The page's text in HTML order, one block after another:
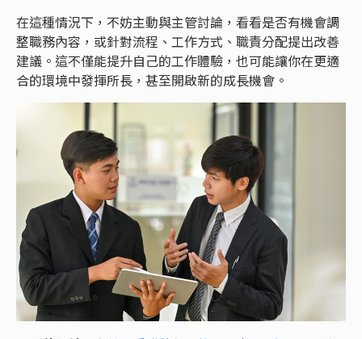
在這種情況下，不妨主動與主管討論，看看是否有機會調
整職務內容，或針對流程、工作方式、職責分配提出改善
建議。這不僅能提升自己的工作體驗，也可能讓你在更適
合的環境中發揮所長，甚至開啟新的成長機會。